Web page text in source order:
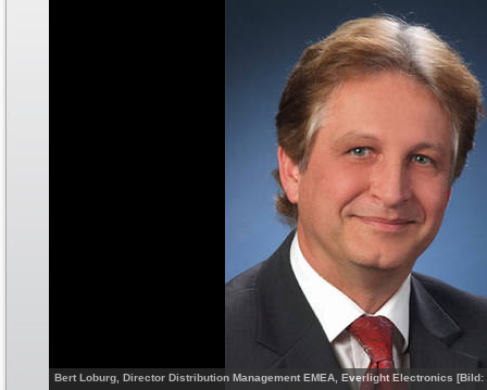
Bert Loburg, Director Distribution Management EMEA, Everlight Electronics